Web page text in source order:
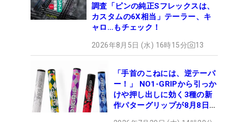
調査「ピンの純正Sフレックスは、
カスタムの6X相当」テーラー、キ
ャロ…もチェック！
2026年8月5日 (水) 16時15分 13
「手首のこねには、逆テーパ
ー！」 NO1-GRIPから引っか
けや押し出しに効く3種の新
作パターグリップが8月8日デ